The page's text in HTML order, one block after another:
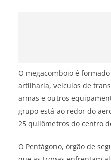
O megacomboio é
artilharia, veículos de
armas e outros
grupo está ao redor do
25 quilômetros do centro
O Pentágono, órgão de